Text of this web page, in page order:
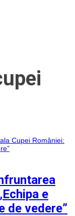
e
de vedere”